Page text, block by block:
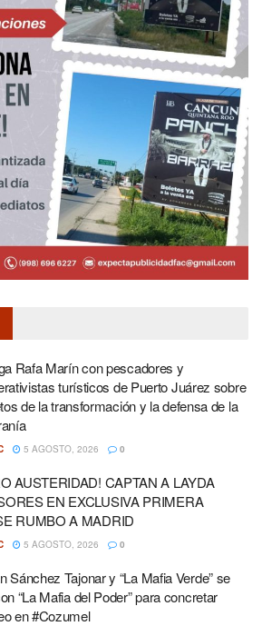
Rafa Marín con pescadores y
turísticos de Puerto Juárez sobre
de la transformación y la defensa de la
5 AGOSTO, 2026 0
AUSTERIDAD! CAPTAN A LAYDA
EN EXCLUSIVA PRIMERA
RUMBO A MADRID
5 AGOSTO, 2026 0
Sánchez Tajonar y “La Mafia Verde” se
“La Mafia del Poder” para concretar
en #Cozumel